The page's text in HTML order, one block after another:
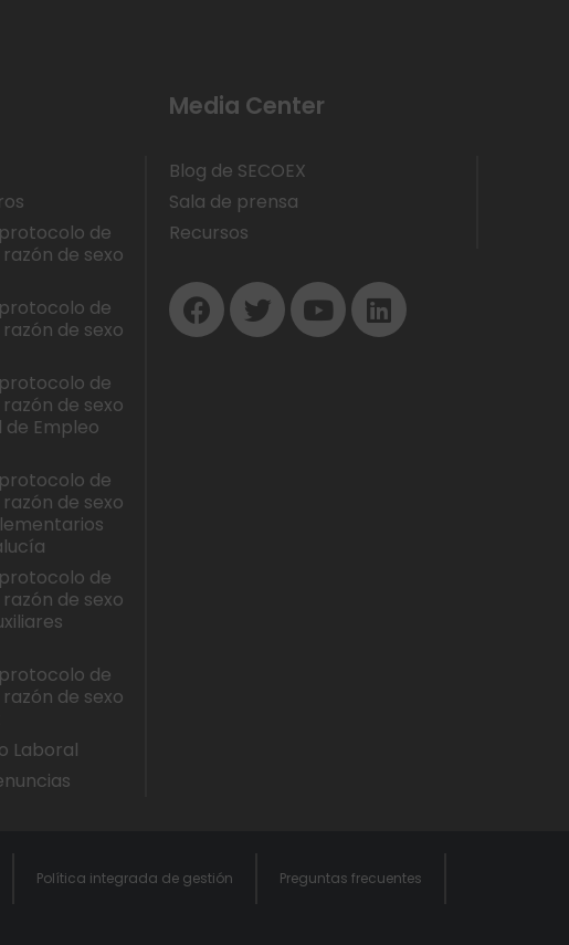
de
de sexo
de
de sexo
de
de sexo
de Empleo
de
de sexo
de
de sexo
de
de sexo
Laboral
Media Center
Blog de SECOEX
Sala de prensa
Recursos
Política integrada de gestión Preguntas frecuentes